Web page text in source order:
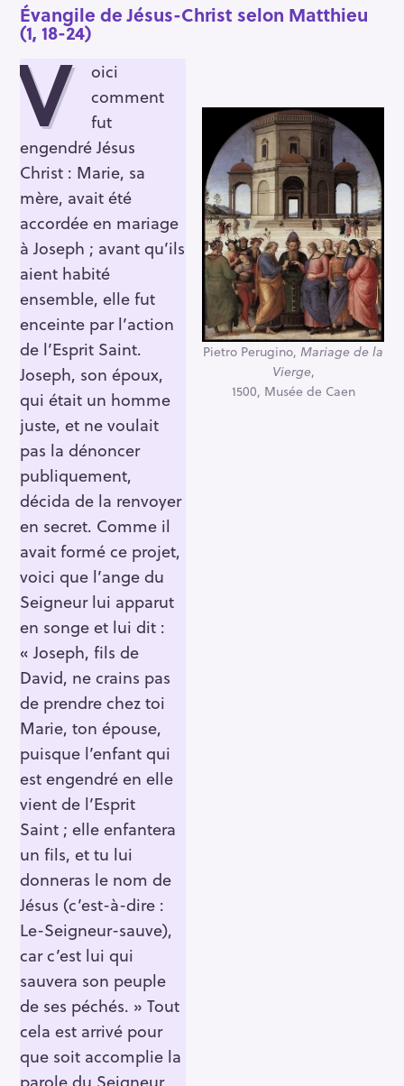
Évangile de Jésus-Christ selon Matthieu
(1, 18-24)
Pietro Perugino, Mariage de la
Vierge,
1500, Musée de Caen
V
oici
comment
fut
engendré Jésus
Christ : Marie, sa
mère, avait été
accordée en mariage
à Joseph ; avant qu’ils
aient habité
ensemble, elle fut
enceinte par l’action
de l’Esprit Saint.
Joseph, son époux,
qui était un homme
juste, et ne voulait
pas la dénoncer
publiquement,
décida de la renvoyer
en secret. Comme il
avait formé ce projet,
voici que l’ange du
Seigneur lui apparut
en songe et lui dit :
« Joseph, fils de
David, ne crains pas
de prendre chez toi
Marie, ton épouse,
puisque l’enfant qui
est engendré en elle
vient de l’Esprit
Saint ; elle enfantera
un fils, et tu lui
donneras le nom de
Jésus (c’est-à-dire :
Le-Seigneur-sauve),
car c’est lui qui
sauvera son peuple
de ses péchés. » Tout
cela est arrivé pour
que soit accomplie la